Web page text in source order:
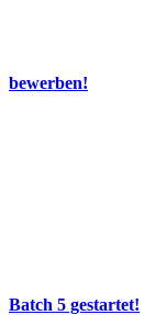
bewerben!
Batch 5 gestartet!